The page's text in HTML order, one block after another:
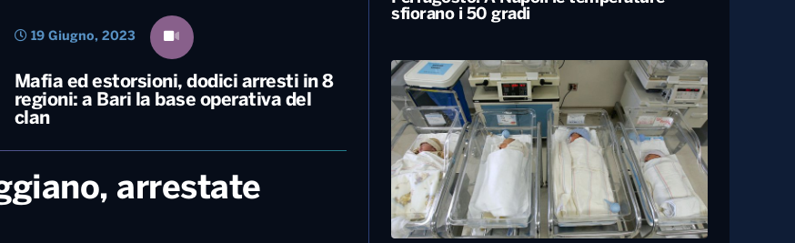
Mafia ed estorsioni, dodici arresti in 8
regioni: a Bari la base operativa del
clan
19 Giugno, 2023
arrestate
sfiorano i 50 gradi